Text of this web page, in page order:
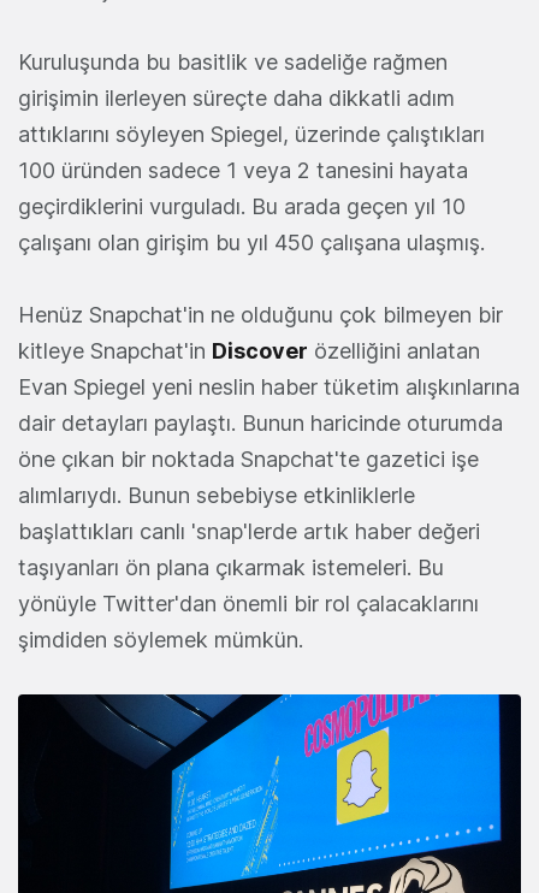
Kuruluşunda bu basitlik ve sadeliğe rağmen
girişimin ilerleyen süreçte daha dikkatli adım
attıklarını söyleyen Spiegel, üzerinde çalıştıkları
100 üründen sadece 1 veya 2 tanesini hayata
geçirdiklerini vurguladı. Bu arada geçen yıl 10
çalışanı olan girişim bu yıl 450 çalışana ulaşmış.
Henüz Snapchat'in ne olduğunu çok bilmeyen bir
kitleye Snapchat'in Discover özelliğini anlatan
Evan Spiegel yeni neslin haber tüketim alışkınlarına
dair detayları paylaştı. Bunun haricinde oturumda
öne çıkan bir noktada Snapchat'te gazetici işe
alımlarıydı. Bunun sebebiyse etkinliklerle
başlattıkları canlı 'snap'lerde artık haber değeri
taşıyanları ön plana çıkarmak istemeleri. Bu
yönüyle Twitter'dan önemli bir rol çalacaklarını
şimdiden söylemek mümkün.